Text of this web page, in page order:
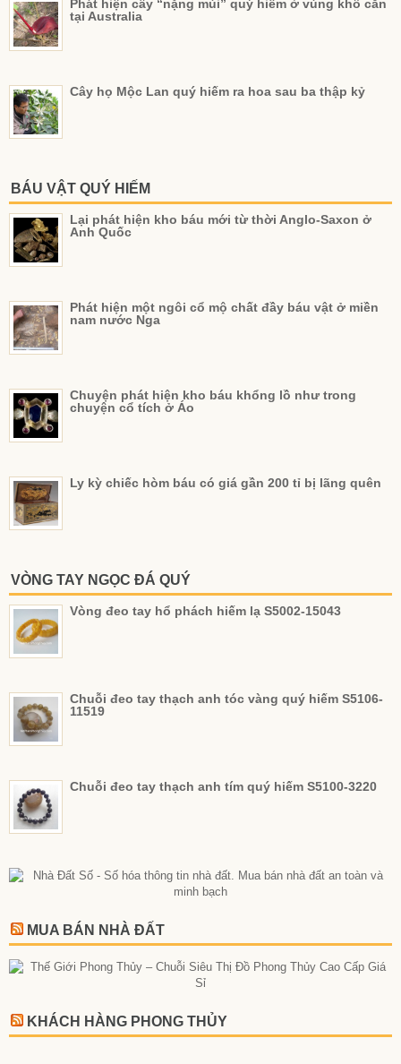
Phát hiện cây “nặng mùi” quý hiếm ở vùng khô cằn
tại Australia
Cây họ Mộc Lan quý hiếm ra hoa sau ba thập kỷ
BÁU VẬT QUÝ HIẾM
Lại phát hiện kho báu mới từ thời Anglo-Saxon ở
Anh Quốc
Phát hiện một ngôi cổ mộ chất đầy báu vật ở miền
nam nước Nga
Chuyện phát hiện kho báu khổng lồ như trong
chuyện cổ tích ở Áo
Ly kỳ chiếc hòm báu có giá gần 200 tỉ bị lãng quên
VÒNG TAY NGỌC ĐÁ QUÝ
Vòng đeo tay hổ phách hiếm lạ S5002-15043
Chuỗi đeo tay thạch anh tóc vàng quý hiếm S5106-
11519
Chuỗi đeo tay thạch anh tím quý hiếm S5100-3220
MUA BÁN NHÀ ĐẤT
KHÁCH HÀNG PHONG THỦY